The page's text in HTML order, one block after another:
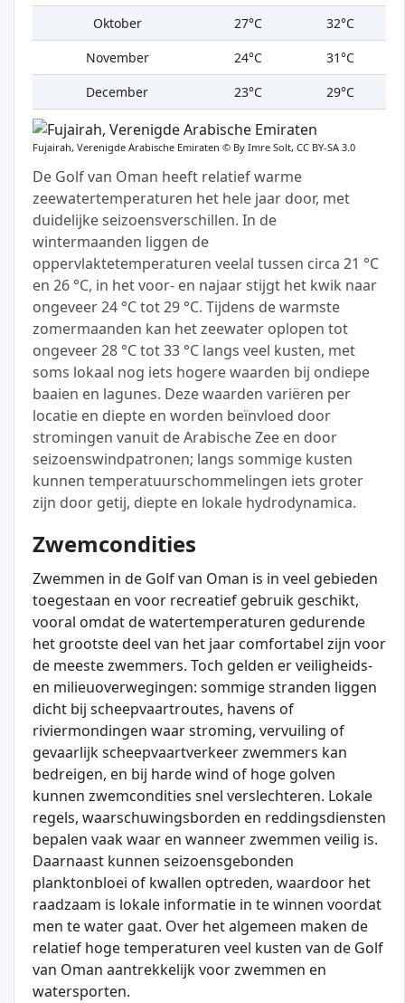
Oktober 27°C
32°C
November
24°C
31°C
December
23°C 29°C
Fujairah, Verenigde Arabische Emiraten © By Imre Solt, CC BY-SA 3.0
De Golf van Oman heeft relatief warme
zeewatertemperaturen het hele jaar door, met
duidelijke seizoensverschillen. In de
wintermaanden liggen de
oppervlaktetemperaturen veelal tussen circa 21 °C
en 26 °C, in het voor- en najaar stijgt het kwik naar
ongeveer 24 °C tot 29 °C. Tijdens de warmste
zomermaanden kan het zeewater oplopen tot
ongeveer 28 °C tot 33 °C langs veel kusten, met
soms lokaal nog iets hogere waarden bij ondiepe
baaien en lagunes. Deze waarden variëren per
locatie en diepte en worden beïnvloed door
stromingen vanuit de Arabische Zee en door
seizoenswindpatronen; langs sommige kusten
kunnen temperatuurschommelingen iets groter
zijn door getij, diepte en lokale hydrodynamica.
Zwemcondities
Zwemmen in de Golf van Oman is in veel gebieden
toegestaan en voor recreatief gebruik geschikt,
vooral omdat de watertemperaturen gedurende
het grootste deel van het jaar comfortabel zijn voor
de meeste zwemmers. Toch gelden er veiligheids-
en milieuoverwegingen: sommige stranden liggen
dicht bij scheepvaartroutes, havens of
riviermondingen waar stroming, vervuiling of
gevaarlijk scheepvaartverkeer zwemmers kan
bedreigen, en bij harde wind of hoge golven
kunnen zwemcondities snel verslechteren. Lokale
regels, waarschuwingsborden en reddingsdiensten
bepalen vaak waar en wanneer zwemmen veilig is.
Daarnaast kunnen seizoensgebonden
planktonbloei of kwallen optreden, waardoor het
raadzaam is lokale informatie in te winnen voordat
men te water gaat. Over het algemeen maken de
relatief hoge temperaturen veel kusten van de Golf
van Oman aantrekkelijk voor zwemmen en
watersporten.